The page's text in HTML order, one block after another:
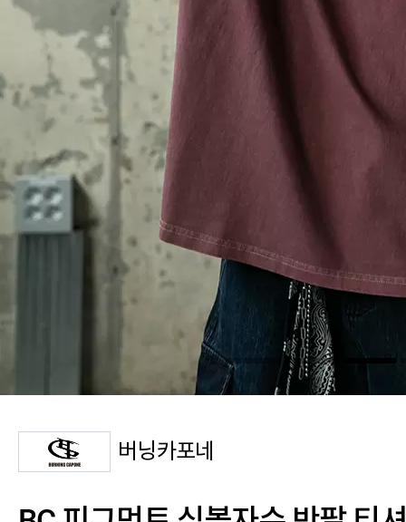
버닝카포네